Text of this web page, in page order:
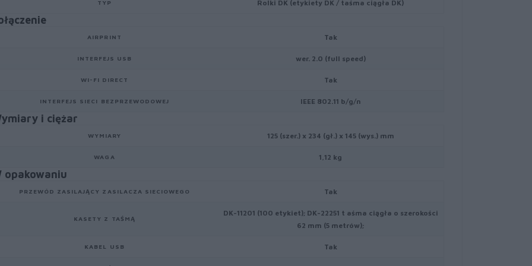
TYP Rolki DK (etykiety DK / taśma ciągła DK)
AIRPRINT Tak
INTERFEJS USB wer. 2.0 (full speed)
WI-FI DIRECT Tak
INTERFEJS SIECI BEZPRZEWODOWEJ IEEE 802.11 b/g/n
i ciężar
WYMIARY 125 (szer.) x 234 (gł.) x 145 (wys.) mm
WAGA 1,12 kg
opakowaniu
PRZEWÓD ZASILAJĄCY ZASILACZA SIECIOWEGO Tak
KASETY Z TAŚMĄ
DK-11201 (100 etykiet); DK-22251 t aśma ciągła o szerokości
62 mm (5 metrów);
KABEL USB Tak